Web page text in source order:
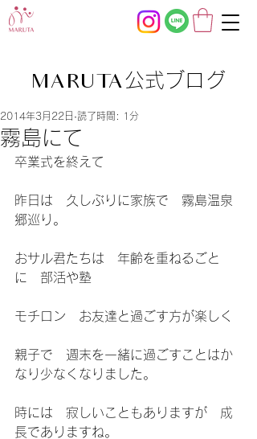
MARUTA公式ブログ
霧島にて
2014年3月22日 読了時間: 1分
卒業式を終えて
昨日は　久しぶりに家族で　霧島温泉
郷巡り。
おサル君たちは　年齢を重ねるごと
に　部活や塾
モチロン　お友達と過ごす方が楽しく
親子で　週末を一緒に過ごすことはか
なり少なくなりました。
時には　寂しいこともありますが　成
長でありますね。